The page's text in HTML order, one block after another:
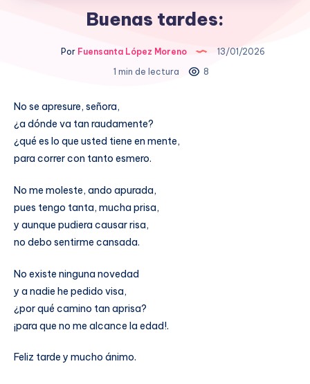
Buenas tardes:
Por Fuensanta López Moreno
13/01/2026
1 min de lectura
8
No se apresure, señora,
¿a dónde va tan raudamente?
¿qué es lo que usted tiene en mente,
para correr con tanto esmero.
No me moleste, ando apurada,
pues tengo tanta, mucha prisa,
y aunque pudiera causar risa,
no debo sentirme cansada.
No existe ninguna novedad
y a nadie he pedido visa,
¿por qué camino tan aprisa?
¡para que no me alcance la edad!.
Feliz tarde y mucho ánimo.